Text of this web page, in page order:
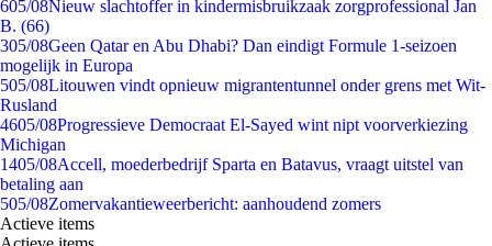
605/08Nieuw slachtoffer in kindermisbruikzaak zorgprofessional Jan
B. (66)
305/08Geen Qatar en Abu Dhabi? Dan eindigt Formule 1-seizoen
mogelijk in Europa
505/08Litouwen vindt opnieuw migrantentunnel onder grens met Wit-
Rusland
4605/08Progressieve Democraat El-Sayed wint nipt voorverkiezing
Michigan
1405/08Accell, moederbedrijf Sparta en Batavus, vraagt uitstel van
betaling aan
505/08Zomervakantieweerbericht: aanhoudend zomers
Actieve items